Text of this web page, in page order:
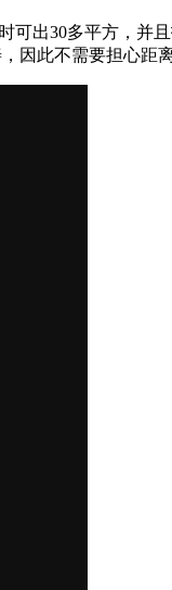
出30多平方，并
因此不需要担心距离